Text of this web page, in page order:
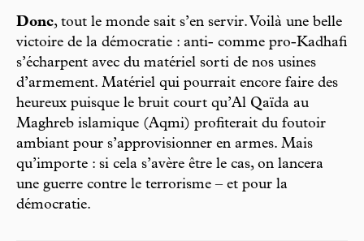
Donc, tout le monde sait s’en servir. Voilà une belle
victoire de la démocratie : anti- comme pro-Kadhafi
s’écharpent avec du matériel sorti de nos usines
d’armement. Matériel qui pourrait encore faire des
heureux puisque le bruit court qu’Al Qaïda au
Maghreb islamique (Aqmi) profiterait du foutoir
ambiant pour s’approvisionner en armes. Mais
qu’importe : si cela s’avère être le cas, on lancera
une guerre contre le terrorisme – et pour la
démocratie.